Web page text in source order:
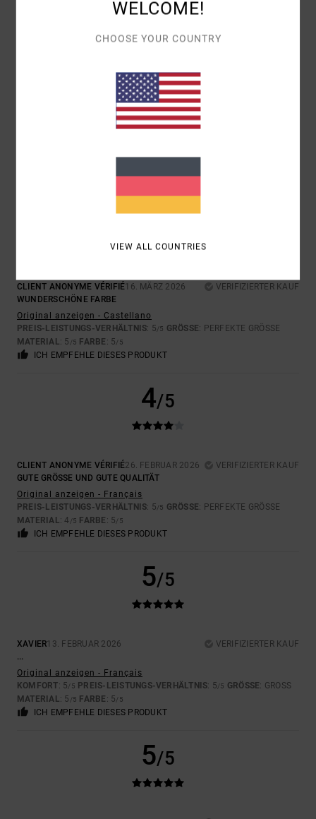
5/5
2. JULI 2026
ICH EMPFEHLE DIESES PRODUKT
5
CLIENT ANONYME VÉRIFIÉ16. MÄRZ 2026
VERIFIZIERTER KAUF
WUNDERSCHÖNE FARBE
Original anzeigen - Castellano
PREIS-LEISTUNGS-VERHÄLTNIS: 5/5 GRÖSSE : PERFEKTE GRÖSSE
MATERIAL: 5 /5 FARBE : 5/5
ICH EMPFEHLE DIESES PRODUKT
4/5
CLIENT ANONYME VÉRIFIÉ26. FEBRUAR 2026
VERIFIZIERTER KAUF
GUTE GRÖSSE UND GUTE QUALITÄT
Original anzeigen - Français
PREIS-LEISTUNGS-VERHÄLTNIS: 5/5 GRÖSSE : PERFEKTE GRÖSSE
MATERIAL: 4 /5 FARBE : 5/5
ICH EMPFEHLE DIESES PRODUKT
5/5
XAVIER13. FEBRUAR 2026
VERIFIZIERTER KAUF
...
Original anzeigen - Français
KOMFORT: 5/5 PREIS-LEISTUNGS-VERHÄLTNIS: 5/5 GRÖSSE : GROSS
MATERIAL: 5 /5 FARBE : 5/5
ICH EMPFEHLE DIESES PRODUKT
5/5
WELCOME!
CHOOSE YOUR COUNTRY
VIEW ALL COUNTRIES